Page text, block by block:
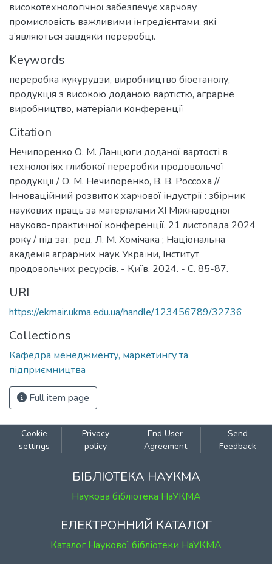
високотехнологічної забезпечує харчову
промисловість важливими інгредієнтами, які
з’являються завдяки переробці.
Keywords
переробка кукурудзи, виробництво біоетанолу,
продукція з високою доданою вартістю, аграрне
виробництво, матеріали конференції
Citation
Нечипоренко О. М. Ланцюги доданої вартості в
технологіях глибокої переробки продовольчої
продукції / О. М. Нечипоренко, В. В. Россоха //
Інноваційний розвиток харчової індустрії : збірник
наукових праць за матеріалами ХІ Міжнародної
науково-практичної конференції, 21 листопада 2024
року / під заг. ред. Л. М. Хомічака ; Національна
академія аграрних наук України, Інститут
продовольчих ресурсів. - Київ, 2024. - С. 85-87.
URI
https://ekmair.ukma.edu.ua/handle/123456789/32736
Collections
Кафедра менеджменту, маркетингу та
підприємництва
Full item page
Cookie
settings
Privacy
policy
End User
Agreement
Send
Feedback
БІБЛІОТЕКА НАУКМА
Наукова бібліотека НаУКМА
ЕЛЕКТРОННИЙ КАТАЛОГ
Каталог Наукової бібліотеки НаУКМА